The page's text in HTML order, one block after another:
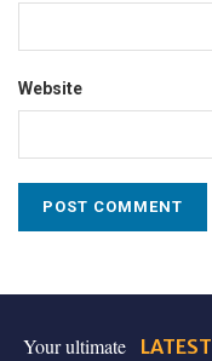
Website
Your ultimate
LATEST